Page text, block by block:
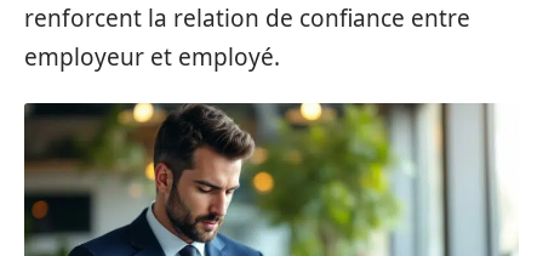
renforcent la relation de confiance entre
employeur et employé.